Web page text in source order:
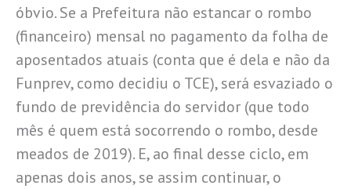
óbvio. Se a Prefeitura não estancar o rombo
(financeiro) mensal no pagamento da folha de
aposentados atuais (conta que é dela e não da
Funprev, como decidiu o TCE), será esvaziado o
fundo de previdência do servidor (que todo
mês é quem está socorrendo o rombo, desde
meados de 2019). E, ao final desse ciclo, em
apenas dois anos, se assim continuar, o